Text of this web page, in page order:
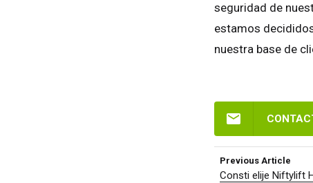
seguridad de
estamos
nuestra base de
Previous Article
Consti elije Niftylift